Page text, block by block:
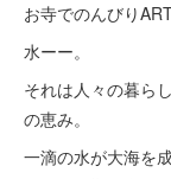
お寺でのんびり
水ーー。
それは人々の暮ら
の恵み。
一滴の水が大海を